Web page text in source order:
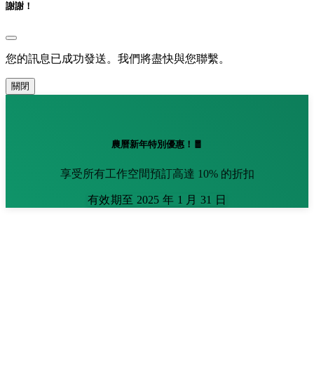
謝謝！
您的訊息已成功發送。我們將盡快與您聯繫。
關閉
農曆新年特別優惠！🧧
享受所有工作空間預訂高達 10% 的折扣
有效期至 2025 年 1 月 31 日